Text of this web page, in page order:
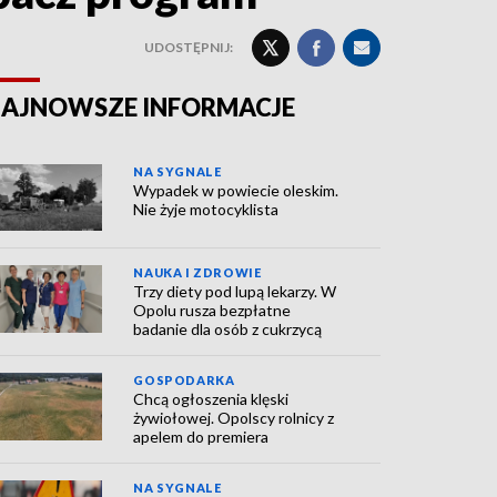
UDOSTĘPNIJ:
INFORMACJE
NA SYGNALE
Wypadek w powiecie oleskim.
Nie żyje motocyklista
NAUKA I ZDROWIE
Trzy diety pod lupą lekarzy. W
Opolu rusza bezpłatne
badanie dla osób z cukrzycą
GOSPODARKA
Chcą ogłoszenia klęski
żywiołowej. Opolscy rolnicy z
apelem do premiera
NA SYGNALE